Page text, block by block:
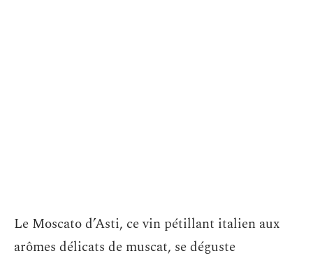
Le Moscato d’Asti, ce vin pétillant italien aux
arômes délicats de muscat, se déguste